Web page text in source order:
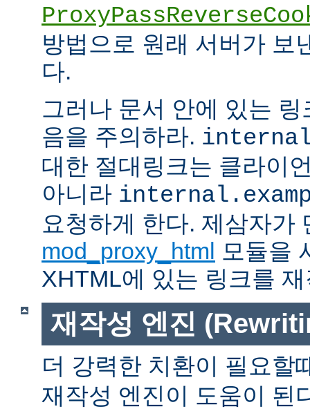
방법으로 원래 서버가 보
다.
그러나 문서 안에 있는
음을 주의하라.
대한 절대링크는 클라이
아니라
요청하게 한다. 제삼자가
mod_proxy_html 모듈을
XHTML에 있는 링크를
재작성 엔진
더 강력한 치환이 필요할
재작성 엔진이 도움이 된